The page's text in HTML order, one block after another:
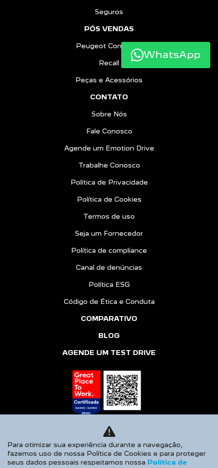
Seguros
PÓS VENDAS
Peugeot Confiance
Recall
Peças e Acessórios
CONTATO
Sobre Nós
Fale Conosco
Agende um Emotion Drive
Trabalhe Conosco
Política de Privacidade
Política de Cookies
Termos de uso
Seja um Fornecedor
Política de compliance
Canal de denúncias
Política ESG
Código de Ética e Conduta
COMPARATIVO
BLOG
AGENDE UM TEST DRIVE
Desacelere. Seu bem maior é a vida.
WhatsApp
Para otimizar sua experiência durante a navegação,
fazemos uso de nossa Política de Cookies e para proteger
seus dados pessoais respeitamos nossa Política de